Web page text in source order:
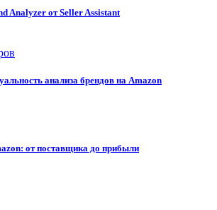
Analyzer от Seller Assistant
анализа брендов на Amazon
от поставщика до прибыли